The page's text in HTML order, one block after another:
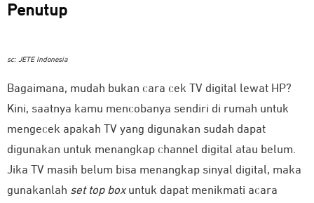
Penutup
sc: JETE Indonesia
Bagaimana, mudah bukan cara cek TV digital lewat HP?
Kini, saatnya kamu mencobanya sendiri di rumah untuk
mengecek apakah TV yang digunakan sudah dapat
digunakan untuk menangkap channel digital atau belum.
Jika TV masih belum bisa menangkap sinyal digital, maka
gunakanlah set top boxuntuk dapat menikmati acara